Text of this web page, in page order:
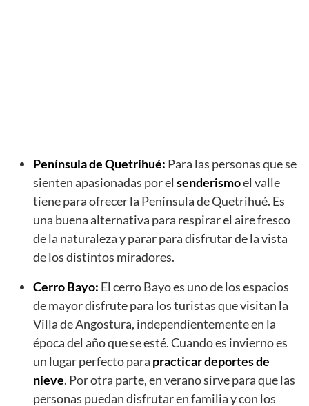
Península de Quetrihué: Para las personas que se
sienten apasionadas por el senderismoel valle
tiene para ofrecer la Península de Quetrihué. Es
una buena alternativa para respirar el aire fresco
de la naturaleza y parar para disfrutar de la vista
de los distintos miradores.
Cerro Bayo: El cerro Bayo es uno de los espacios
de mayor disfrute para los turistas que visitan la
Villa de Angostura, independientemente en la
época del año que se esté. Cuando es invierno es
un lugar perfecto para practicar deportes de
nieve. Por otra parte, en verano sirve para que las
personas puedan disfrutar en familia y con los